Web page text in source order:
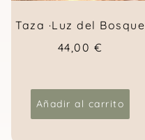
Taza ·Luz del Bosque
44,00 €
Añadir al carrito